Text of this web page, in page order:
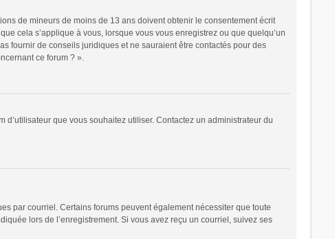
de mineurs de moins de 13 ans doivent obtenir le consentement écrit
cela s’applique à vous, lorsque vous vous enregistrez ou que quelqu’un
fournir de conseils juridiques et ne sauraient être contactés pour des
ce forum ? ».
d’utilisateur que vous souhaitez utiliser. Contactez un administrateur du
par courriel. Certains forums peuvent également nécessiter que toute
lors de l’enregistrement. Si vous avez reçu un courriel, suivez ses